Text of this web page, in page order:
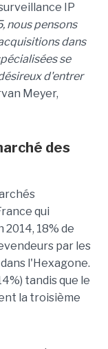
IP
nous pensons
dans
se
d'entrer
Meyer,
des
qui
18% de
par les
l'Hexagone.
tandis que le
la troisième